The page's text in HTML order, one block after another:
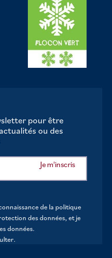
pour être
ou des
de la politique
des données, et je
données.
.